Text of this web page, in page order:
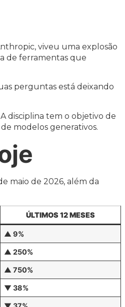
viveu uma explosão
de ferramentas que
perguntas está deixando
disciplina tem o objetivo de
modelos generativos.
maio de 2026, além da
ÚLTIMOS 12 MESES
▲ 9%
▲ 250%
▲ 750%
▼ 38%